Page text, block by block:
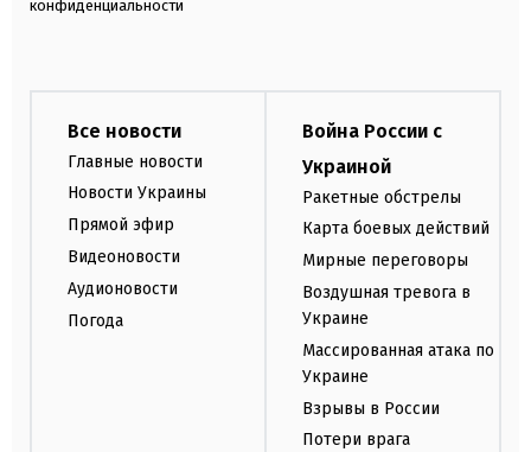
конфиденциальности
Все новости
Главные новости
Новости Украины
Прямой эфир
Видеоновости
Аудионовости
Погода
Война России с
Украиной
Ракетные обстрелы
Карта боевых действий
Мирные переговоры
Воздушная тревога в
Украине
Массированная атака по
Украине
Взрывы в России
Потери врага